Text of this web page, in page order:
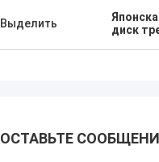
Выделить
диск
ОСТАВЬТЕ